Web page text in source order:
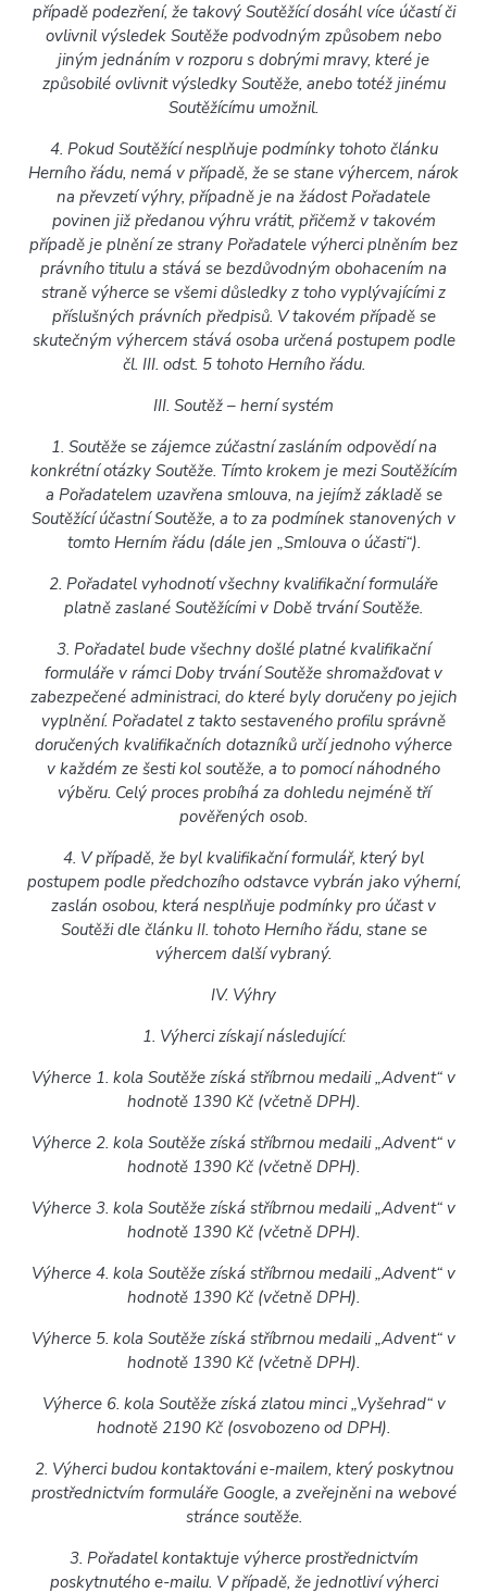
případě podezření, že takový Soutěžící dosáhl více účastí či
ovlivnil výsledek Soutěže podvodným způsobem nebo
jiným jednáním v rozporu s dobrými mravy, které je
způsobilé ovlivnit výsledky Soutěže, anebo totéž jinému
Soutěžícímu umožnil.
4. Pokud Soutěžící nesplňuje podmínky tohoto článku
Herního řádu, nemá v případě, že se stane výhercem, nárok
na převzetí výhry, případně je na žádost Pořadatele
povinen již předanou výhru vrátit, přičemž v takovém
případě je plnění ze strany Pořadatele výherci plněním bez
právního titulu a stává se bezdůvodným obohacením na
straně výherce se všemi důsledky z toho vyplývajícími z
příslušných právních předpisů. V takovém případě se
skutečným výhercem stává osoba určená postupem podle
čl. III. odst. 5 tohoto Herního řádu.
III. Soutěž – herní systém
1. Soutěže se zájemce zúčastní zasláním odpovědí na
konkrétní otázky Soutěže. Tímto krokem je mezi Soutěžícím
a Pořadatelem uzavřena smlouva, na jejímž základě se
Soutěžící účastní Soutěže, a to za podmínek stanovených v
tomto Herním řádu (dále jen „Smlouva o účasti“).
2. Pořadatel vyhodnotí všechny kvalifikační formuláře
platně zaslané Soutěžícími v Době trvání Soutěže.
3. Pořadatel bude všechny došlé platné kvalifikační
formuláře v rámci Doby trvání Soutěže shromažďovat v
zabezpečené administraci, do které byly doručeny po jejich
vyplnění. Pořadatel z takto sestaveného profilu správně
doručených kvalifikačních dotazníků určí jednoho výherce
v každém ze šesti kol soutěže, a to pomocí náhodného
výběru. Celý proces probíhá za dohledu nejméně tří
pověřených osob.
4. V případě, že byl kvalifikační formulář, který byl
postupem podle předchozího odstavce vybrán jako výherní,
zaslán osobou, která nesplňuje podmínky pro účast v
Soutěži dle článku II. tohoto Herního řádu, stane se
výhercem další vybraný.
IV. Výhry
1. Výherci získají následující:
Výherce 1. kola Soutěže získá stříbrnou medaili „Advent“ v
hodnotě 1390 Kč (včetně DPH).
Výherce 2. kola Soutěže získá stříbrnou medaili „Advent“ v
hodnotě 1390 Kč (včetně DPH).
Výherce 3. kola Soutěže získá stříbrnou medaili „Advent“ v
hodnotě 1390 Kč (včetně DPH).
Výherce 4. kola Soutěže získá stříbrnou medaili „Advent“ v
hodnotě 1390 Kč (včetně DPH).
Výherce 5. kola Soutěže získá stříbrnou medaili „Advent“ v
hodnotě 1390 Kč (včetně DPH).
Výherce 6. kola Soutěže získá zlatou minci „Vyšehrad“ v
hodnotě 2190 Kč (osvobozeno od DPH).
2. Výherci budou kontaktováni e-mailem, který poskytnou
prostřednictvím formuláře Google, a zveřejněni na webové
stránce soutěže.
3. Pořadatel kontaktuje výherce prostřednictvím
poskytnutého e-mailu. V případě, že jednotliví výherci